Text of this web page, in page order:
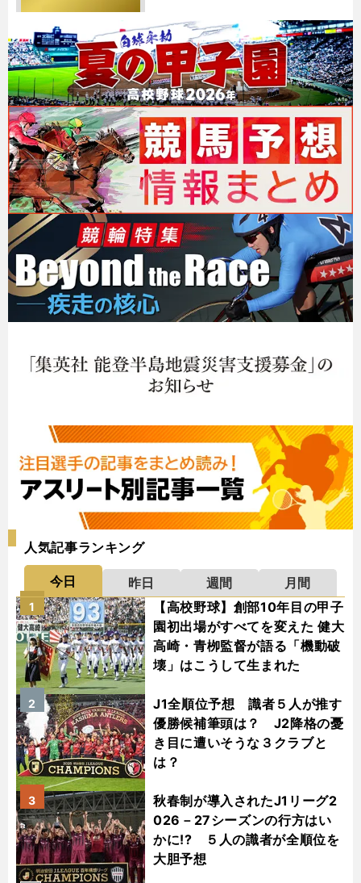
人気記事ランキング
今日 昨日 週間
月間
【高校野球】創部10年目の甲子
園初出場がすべてを変えた 健大
高崎・青栁監督が語る「機動破
壊」はこうして生まれた
1
J1全順位予想 識者５人が推す
優勝候補筆頭は？ J2降格の憂
き目に遭いそうな３クラブと
は？
2
秋春制が導入されたJ1リーグ2
026－27シーズンの行方はい
かに!? ５人の識者が全順位を
大胆予想
3